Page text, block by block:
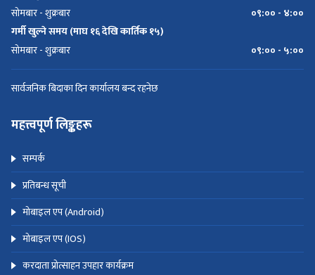
सोमबार - शुक्रबार
०९:०० - ४:००
गर्मी खुल्ने समय (माघ १६ देखि कार्तिक १५)
सोमबार - शुक्रबार
०९:०० - ५:००
सार्वजनिक बिदाका दिन कार्यालय बन्द रहनेछ
महत्त्वपूर्ण लिङ्कहरू
सम्पर्क
प्रतिबन्ध सूची
मोबाइल एप (Android)
मोबाइल एप (IOS)
करदाता प्रोत्साहन उपहार कार्यक्रम